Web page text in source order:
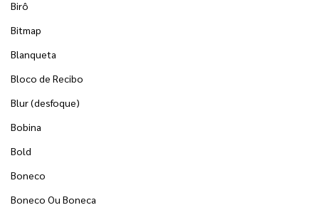
Birô
Bitmap
Blanqueta
Bloco de Recibo
Blur (desfoque)
Bobina
Bold
Boneco
Boneco Ou Boneca